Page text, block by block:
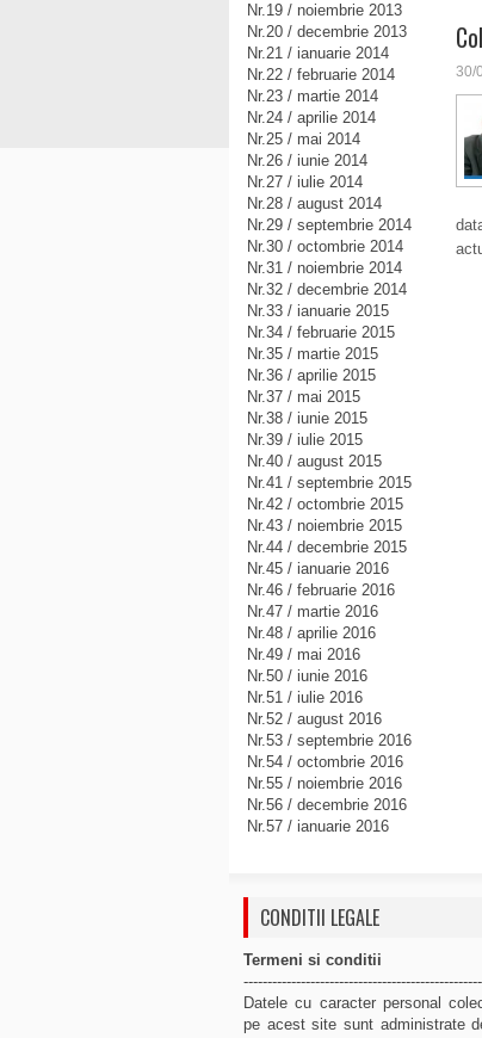
30/
Nr.19 / noiembrie 2013
Nr.20 / decembrie 2013
Nr.21 / ianuarie 2014
Nr.22 / februarie 2014
Nr.23 / martie 2014
Nr.24 / aprilie 2014
Nr.25 / mai 2014
Nr.26 / iunie 2014
Nr.27 / iulie 2014
Nr.28 / august 2014
Nr.29 / septembrie 2014
Nr.30 / octombrie 2014
Nr.31 / noiembrie 2014
Nr.32 / decembrie 2014
Nr.33 / ianuarie 2015
Nr.34 / februarie 2015
Nr.35 / martie 2015
Nr.36 / aprilie 2015
Nr.37 / mai 2015
Nr.38 / iunie 2015
Nr.39 / iulie 2015
Nr.40 / august 2015
Nr.41 / septembrie 2015
Nr.42 / octombrie 2015
Nr.43 / noiembrie 2015
Nr.44 / decembrie 2015
Nr.45 / ianuarie 2016
Nr.46 / februarie 2016
Nr.47 / martie 2016
Nr.48 / aprilie 2016
Nr.49 / mai 2016
Nr.50 / iunie 2016
Nr.51 / iulie 2016
Nr.52 / august 2016
Nr.53 / septembrie 2016
Nr.54 / octombrie 2016
Nr.55 / noiembrie 2016
Nr.56 / decembrie 2016
Nr.57 / ianuarie 2016
CONDITII LEGALE
Termeni si conditii
Datele cu caracter personal
pe acest site sunt administrate